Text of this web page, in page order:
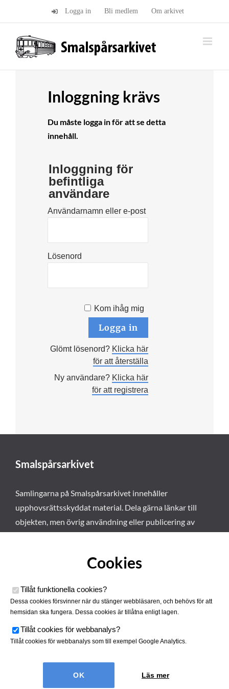
Logga in Bli medlem Om arkivet
Inloggning krävs
Du måste logga in för att se detta
innehåll.
Inloggning för
befintliga
användare
Användarnamn eller e-post
Lösenord
Kom ihåg mig
Glömt lösenord? Klicka här
för att återställa
Ny användare? Klicka här
för att registrera
Smalspårsarkivet
Samlingarna på Smalspårsarkivet innehåller
upphovsrättsskyddat material. Dela gärna länkar till
objekten, men övrig användning eller publicering av
Smalspårsarkivet drivs av
Tjustbygdens Järnvägsförening
Cookies
Tillåt funktionella cookies?
Dessa cookies försvinner när du stänger webbläsaren, och behövs för att
hemsidan ska fungera. Dessa cookies är tillåtna enligt lagen.
Tillåt cookies för webbanalys?
Tillåt cookies för webbanalys som till exempel Google Analytics.
Läs mer